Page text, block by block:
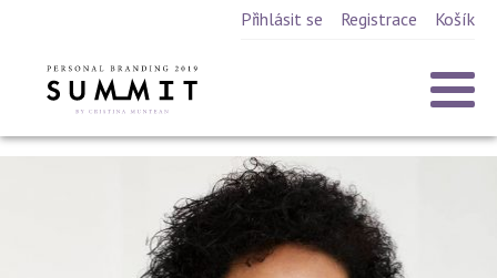
Přihlásit se Registrace Košík